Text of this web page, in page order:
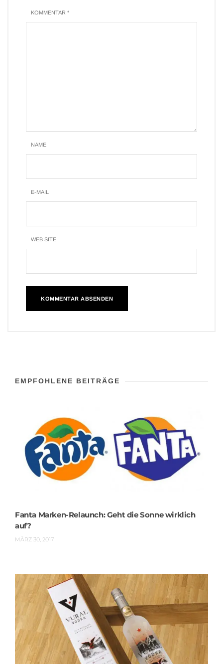
KOMMENTAR *
NAME
E-MAIL
WEB SITE
EMPFOHLENE BEITRÄGE
Fanta Marken-Relaunch: Geht die Sonne wirklich
auf?
MÄRZ 30, 2017